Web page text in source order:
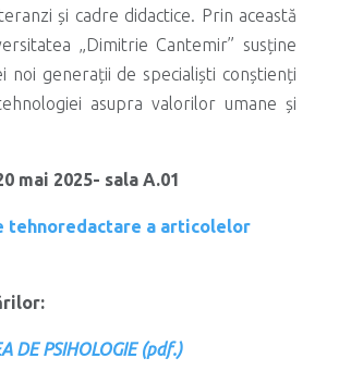
și cadre didactice. Prin această
„Dimitrie Cantemir” susține
noi generații de specialiști conștienți
asupra valorilor umane și
mai 2025- sala A.01
tehnoredactare a articolelor
DE PSIHOLOGIE (pdf.)